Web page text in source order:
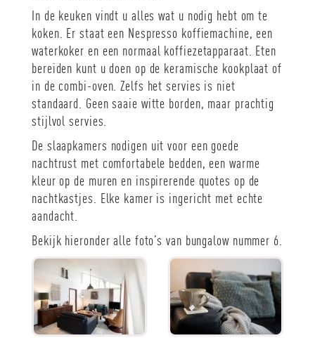
In de keuken vindt u alles wat u nodig hebt om te
koken. Er staat een Nespresso koffiemachine, een
waterkoker en een normaal koffiezetapparaat. Eten
bereiden kunt u doen op de keramische kookplaat of
in de combi-oven. Zelfs het servies is niet
standaard. Geen saaie witte borden, maar prachtig
stijlvol servies.
De slaapkamers nodigen uit voor een goede
nachtrust met comfortabele bedden, een warme
kleur op de muren en inspirerende quotes op de
nachtkastjes. Elke kamer is ingericht met echte
aandacht.
Bekijk hieronder alle foto’s van bungalow nummer 6.